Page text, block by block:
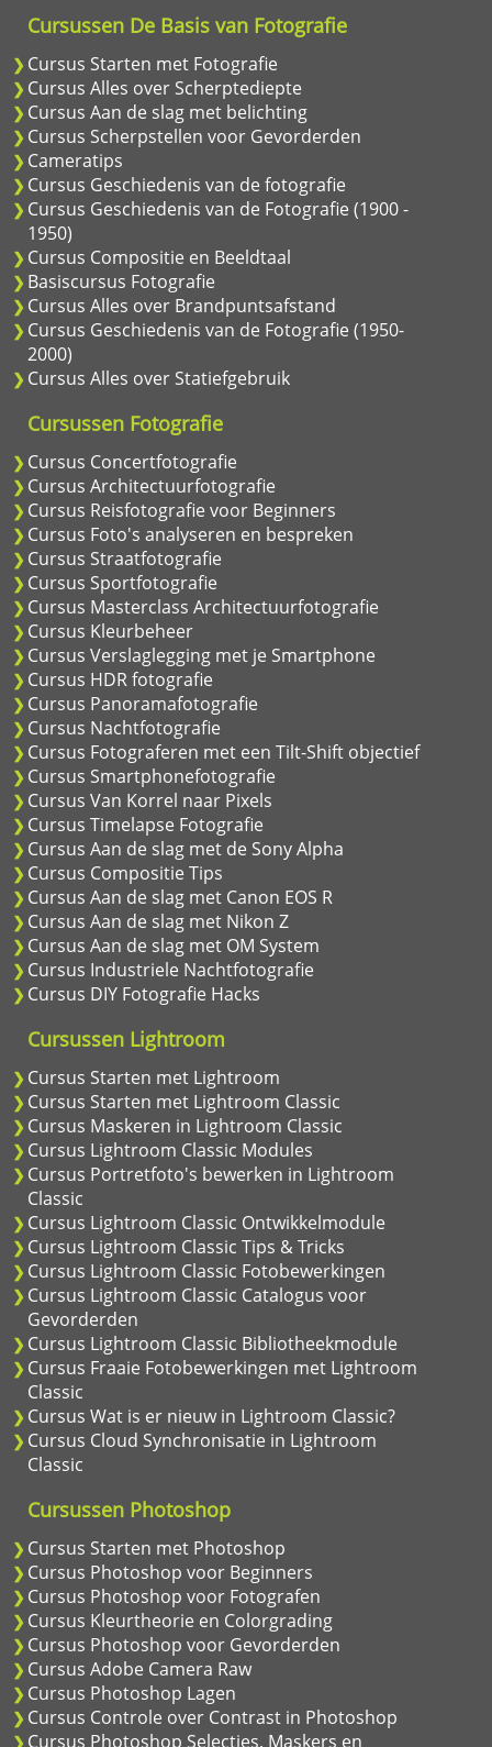
Cursussen De Basis van Fotografie
Cursus Starten met Fotografie
Cursus Alles over Scherptediepte
Cursus Aan de slag met belichting
Cursus Scherpstellen voor Gevorderden
Cameratips
Cursus Geschiedenis van de fotografie
Cursus Geschiedenis van de Fotografie (1900 -
1950)
Cursus Compositie en Beeldtaal
Basiscursus Fotografie
Cursus Alles over Brandpuntsafstand
Cursus Geschiedenis van de Fotografie (1950-
2000)
Cursus Alles over Statiefgebruik
Cursussen Fotografie
Cursus Concertfotografie
Cursus Architectuurfotografie
Cursus Reisfotografie voor Beginners
Cursus Foto's analyseren en bespreken
Cursus Straatfotografie
Cursus Sportfotografie
Cursus Masterclass Architectuurfotografie
Cursus Kleurbeheer
Cursus Verslaglegging met je Smartphone
Cursus HDR fotografie
Cursus Panoramafotografie
Cursus Nachtfotografie
Cursus Fotograferen met een Tilt-Shift objectief
Cursus Smartphonefotografie
Cursus Van Korrel naar Pixels
Cursus Timelapse Fotografie
Cursus Aan de slag met de Sony Alpha
Cursus Compositie Tips
Cursus Aan de slag met Canon EOS R
Cursus Aan de slag met Nikon Z
Cursus Aan de slag met OM System
Cursus Industriele Nachtfotografie
Cursus DIY Fotografie Hacks
Cursussen Lightroom
Cursus Starten met Lightroom
Cursus Starten met Lightroom Classic
Cursus Maskeren in Lightroom Classic
Cursus Lightroom Classic Modules
Cursus Portretfoto's bewerken in Lightroom
Classic
Cursus Lightroom Classic Ontwikkelmodule
Cursus Lightroom Classic Tips & Tricks
Cursus Lightroom Classic Fotobewerkingen
Cursus Lightroom Classic Catalogus voor
Gevorderden
Cursus Lightroom Classic Bibliotheekmodule
Cursus Fraaie Fotobewerkingen met Lightroom
Classic
Cursus Wat is er nieuw in Lightroom Classic?
Cursus Cloud Synchronisatie in Lightroom
Classic
Cursussen Photoshop
Cursus Starten met Photoshop
Cursus Photoshop voor Beginners
Cursus Photoshop voor Fotografen
Cursus Kleurtheorie en Colorgrading
Cursus Photoshop voor Gevorderden
Cursus Adobe Camera Raw
Cursus Photoshop Lagen
Cursus Controle over Contrast in Photoshop
Cursus Photoshop Selecties, Maskers en